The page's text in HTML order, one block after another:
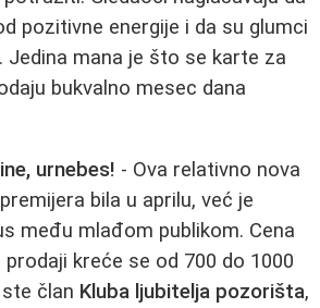
pozitivne energije i da su glumci
Jedina mana je što se karte za
bukvalno mesec dana
urnebes! - Ova relativno nova
bila u aprilu, već je
među mlađom publikom. Cena
kreće se od 700 do 1000
član Kluba ljubitelja pozorišta,